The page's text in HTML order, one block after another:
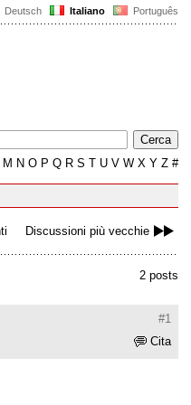
Deutsch Italiano Português
M N O P Q R S T U V W X Y Z #
Discussioni più vecchie
2 posts
#1
Cita